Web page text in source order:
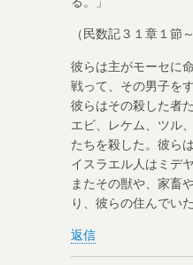
（民数記３１章１節
彼らは主がモーセに
戦って、その男子を
彼らはその殺した者
エビ、レケム、ツル
たちを殺した。彼ら
イスラエル人はミデ
またその獣や、家畜
り、彼らの住んでい
返信